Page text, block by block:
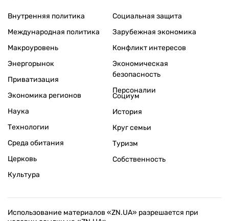
Внутренняя политика
Международная политика
Макроуровень
Энергорынок
Приватизация
Экономика регионов
Социальная защита
Зарубежная экономика
Конфликт интересов
Экономическая
безопасность
Персоналии
Наука
Технологии
Среда обитания
Церковь
Культура
Социум
История
Круг семьи
Туризм
Собственность
Использование материалов «ZN.UA» разрешается при